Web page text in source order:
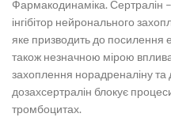
Фармакодинаміка. Сертралін
інгібітор нейронального
яке призводить до посилення
також незначною мірою
захоплення норадреналіну та
дозахсертралін блокує
тромбоцитах.